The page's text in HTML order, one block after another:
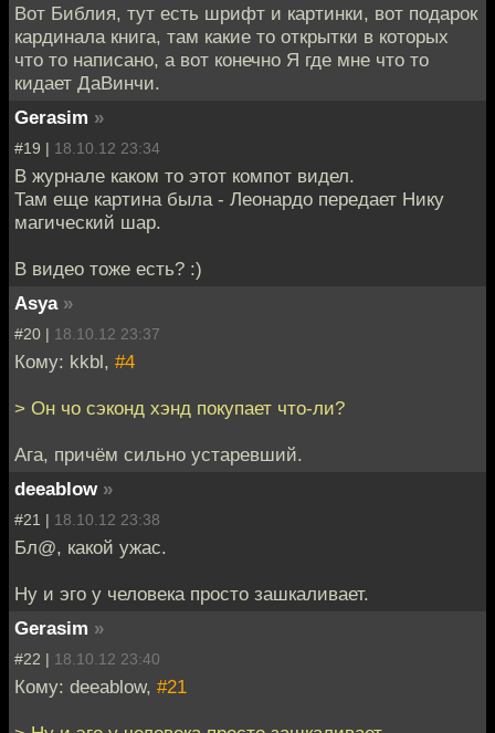
Вот Библия, тут есть шрифт и картинки, вот подарок
кардинала книга, там какие то открытки в которых
что то написано, а вот конечно Я где мне что то
кидает ДаВинчи.
Gerasim »
#19 | 18.10.12 23:34
В журнале каком то этот компот видел.
Там еще картина была - Леонардо передает Нику
магический шар.
В видео тоже есть? :)
Asya »
#20 | 18.10.12 23:37
Кому: kkbl, #4
> Он чо сэконд хэнд покупает что-ли?
Ага, причём сильно устаревший.
deeablow »
#21 | 18.10.12 23:38
Бл@, какой ужас.
Ну и эго у человека просто зашкаливает.
Gerasim »
#22 | 18.10.12 23:40
Кому: deeablow, #21